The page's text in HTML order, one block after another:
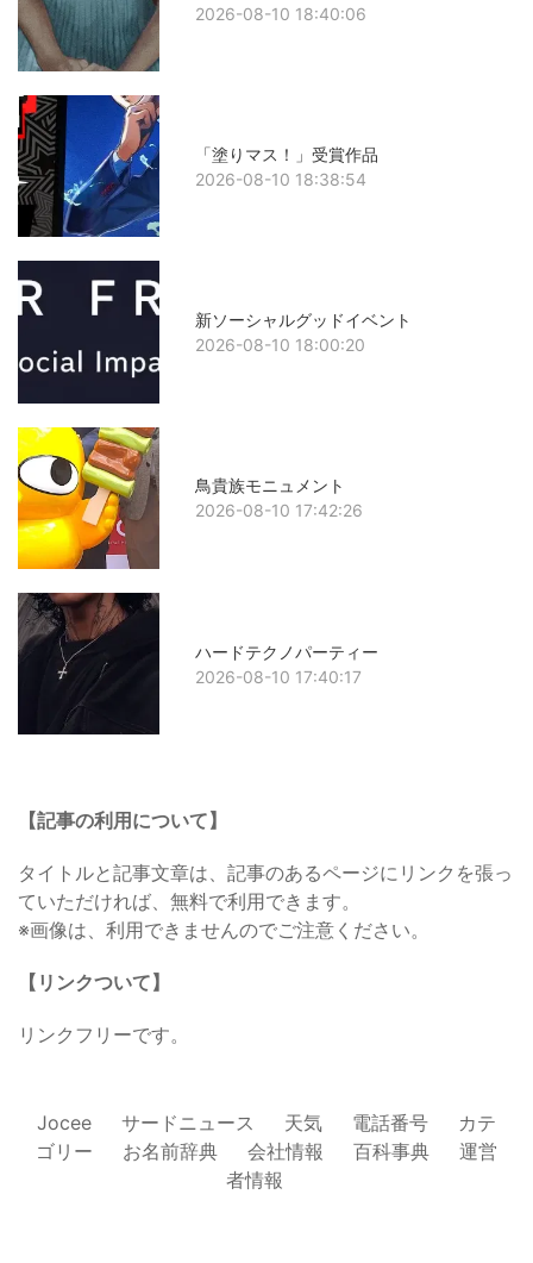
2026-08-10 18:40:06
「塗りマス！」受賞作品
2026-08-10 18:38:54
新ソーシャルグッドイベント
2026-08-10 18:00:20
鳥貴族モニュメント
2026-08-10 17:42:26
ハードテクノパーティー
2026-08-10 17:40:17
【記事の利用について】
タイトルと記事文章は、記事のあるページにリンクを張っ
ていただければ、無料で利用できます。
※画像は、利用できませんのでご注意ください。
【リンクついて】
リンクフリーです。
Jocee サードニュース 天気 電話番号
カテ
ゴリー
お名前辞典 会社情報 百科事典
運営
者情報